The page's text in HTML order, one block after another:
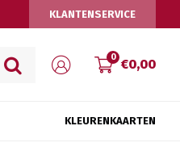
KLANTENSERVICE
0 €0,00
KLEURENKAARTEN